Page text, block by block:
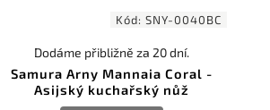
Kód:SNY-0040BC
Samura Arny Mannaia Coral -
Asijský kuchařský nůž
Dodáme přibližně za 20 dní.